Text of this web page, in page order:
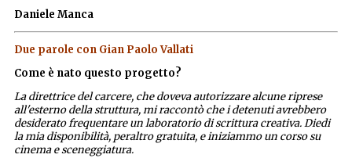
Daniele Manca
Due parole con Gian Paolo Vallati
Come è nato questo progetto?
La direttrice del carcere, che doveva autorizzare alcune riprese
all'esterno della struttura, mi raccontò che i detenuti avrebbero
desiderato frequentare un laboratorio di scrittura creativa. Diedi
la mia disponibilità, peraltro gratuita, e iniziammo un corso su
cinema e sceneggiatura.